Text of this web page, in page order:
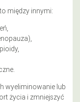
między innymi:
wyeliminowanie lub
życia i zmniejszyć